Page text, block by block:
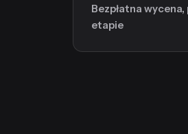
Bezpłatna
etapie